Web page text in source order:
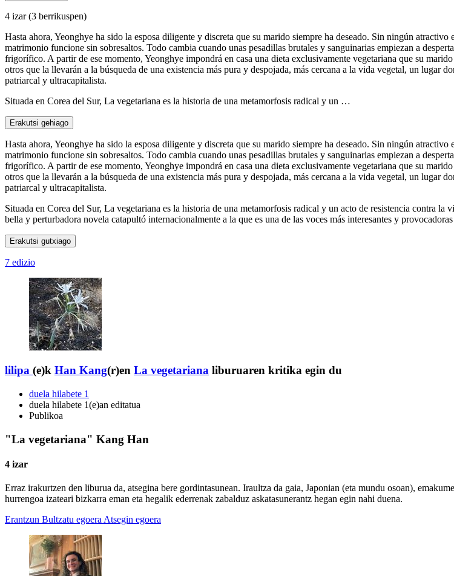
4 izar(3 berrikuspen)
Hasta ahora, Yeonghye ha sido la esposa diligente y discreta que su marido siempre ha deseado. Sin ningún
matrimonio funcione sin sobresaltos. Todo cambia cuando unas pesadillas brutales y sanguinarias empiezan a
frigorífico. A partir de ese momento, Yeonghye impondrá en casa una dieta exclusivamente vegetariana que su
otros que la llevarán a la búsqueda de una existencia más pura y despojada, más cercana a la vida vegetal, un lugar
patriarcal y ultracapitalista.
Situada en Corea del Sur, La vegetariana es la historia de una metamorfosis radical y un …
Erakutsi gehiago
Hasta ahora, Yeonghye ha sido la esposa diligente y discreta que su marido siempre ha deseado. Sin ningún
matrimonio funcione sin sobresaltos. Todo cambia cuando unas pesadillas brutales y sanguinarias empiezan a
frigorífico. A partir de ese momento, Yeonghye impondrá en casa una dieta exclusivamente vegetariana que su
otros que la llevarán a la búsqueda de una existencia más pura y despojada, más cercana a la vida vegetal, un lugar
patriarcal y ultracapitalista.
Situada en Corea del Sur, La vegetariana es la historia de una metamorfosis radical y un acto de resistencia contra
bella y perturbadora novela catapultó internacionalmente a la que es una de las voces más interesantes y
Erakutsi gutxiago
7 edizio
lilipa (e)k Han Kang(r)en La vegetariana liburuaren kritika egin du
duela hilabete 1
duela hilabete 1(e)an editatua
Publikoa
"La vegetariana" Kang Han
4 izar
Erraz irakurtzen den liburua da, atsegina bere gordintasunean. Iraultza da gaia, Japonian (eta mundu osoan),
hurrengoa izateari bizkarra eman eta hegalik ederrenak zabalduz askatasunerantz hegan egin nahi duena.
Erantzun Bultzatu egoera Atsegin egoera